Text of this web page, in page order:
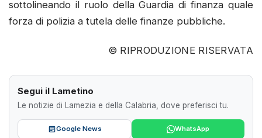
sottolineando il ruolo della Guardia di finanza quale
forza di polizia a tutela delle finanze pubbliche.
© RIPRODUZIONE RISERVATA
Segui il Lametino
Le notizie di Lamezia e della Calabria, dove preferisci tu.
Google News WhatsApp